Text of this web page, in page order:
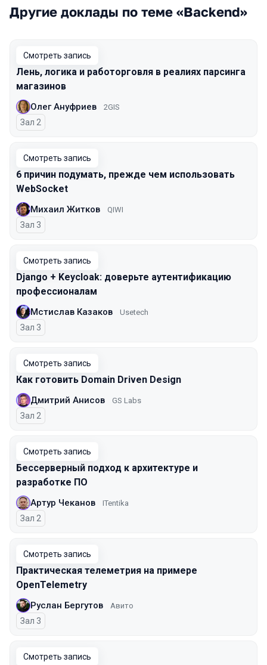
Другие доклады по теме «Backend»
Смотреть запись
Лень, логика и работорговля в реалиях парсинга
магазинов
Олег Ануфриев 2GIS
Зал 2
Смотреть запись
6 причин подумать, прежде чем использовать
WebSocket
Михаил Житков QIWI
Зал 3
Смотреть запись
Django + Keycloak: доверьте аутентификацию
профессионалам
Мстислав Казаков Usetech
Зал 3
Смотреть запись
Как готовить Domain Driven Design
Дмитрий Анисов GS Labs
Зал 2
Смотреть запись
Бессерверный подход к архитектуре и
разработке ПО
Артур Чеканов ITentika
Зал 2
Смотреть запись
Практическая телеметрия на примере
OpenTelemetry
Руслан Бергутов Авито
Зал 3
Смотреть запись